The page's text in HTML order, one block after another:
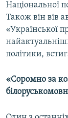
Національної
Також він вів
«Української
політики,
«Соромно за